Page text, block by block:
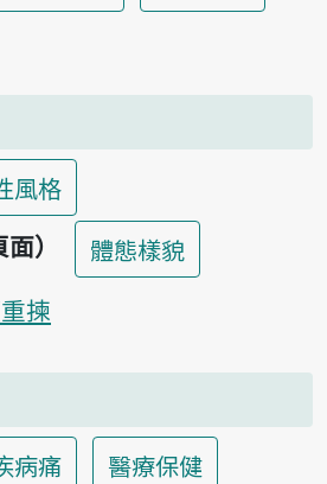
風格
）
體態樣貌
揀
病痛
醫療保健